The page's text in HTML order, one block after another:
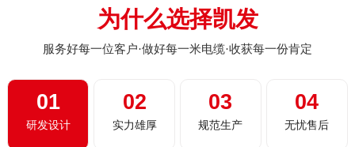
为什么选择凯发
服务好每一位客户·做好每一米电缆·收获每一份肯定
01
研发设计
02
实力雄厚
03
规范生产
04
无忧售后